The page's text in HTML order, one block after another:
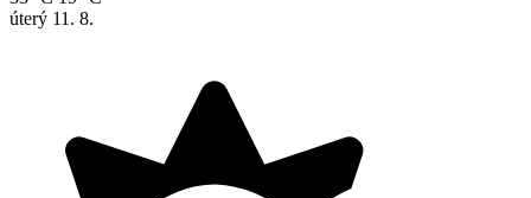
úterý 11. 8.